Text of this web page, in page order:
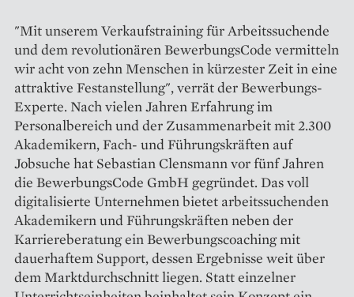
"Mit unserem Verkaufstraining für Arbeitssuchende
und dem revolutionären BewerbungsCode vermitteln
wir acht von zehn Menschen in kürzester Zeit in eine
attraktive Festanstellung", verrät der Bewerbungs-
Experte. Nach vielen Jahren Erfahrung im
Personalbereich und der Zusammenarbeit mit 2.300
Akademikern, Fach- und Führungskräften auf
Jobsuche hat Sebastian Clensmann vor fünf Jahren
die BewerbungsCode GmbH gegründet. Das voll
digitalisierte Unternehmen bietet arbeitssuchenden
Akademikern und Führungskräften neben der
Karriereberatung ein Bewerbungscoaching mit
dauerhaftem Support, dessen Ergebnisse weit über
dem Marktdurchschnitt liegen. Statt einzelner